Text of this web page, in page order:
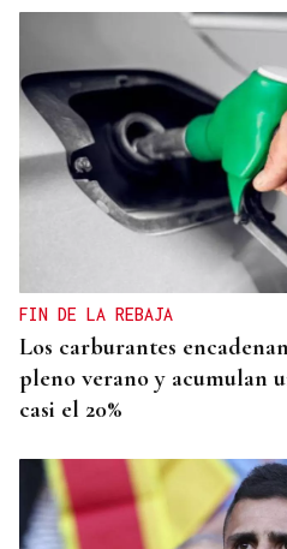
FIN DE LA REBAJA
Los carburantes
pleno verano y acumulan
casi el 20%